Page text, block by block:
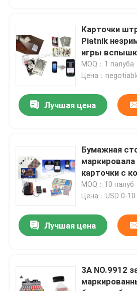
Продукты
О нас
Карточки
Piatnik
игры
MOQ：1 палуба
Цена：
Лучшая цена
Бумажная
карточки с
маркировки
покера
MOQ：10 палуб
Цена：USD 0-
Лучшая цена
3A NO.9912